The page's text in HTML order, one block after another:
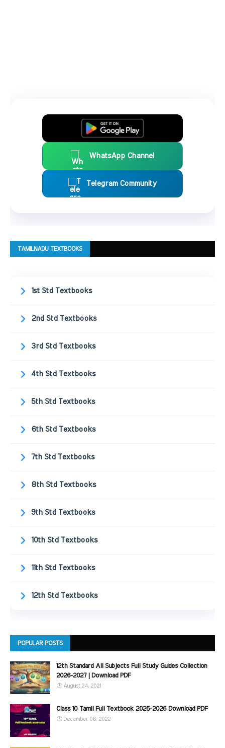
WhatsApp Channel
Telegram Community
TAMILNADU TEXTBOOKS
1st Std Textbooks
2nd Std Textbooks
3rd Std Textbooks
4th Std Textbooks
5th Std Textbooks
6th Std Textbooks
7th Std Textbooks
8th Std Textbooks
9th Std Textbooks
10th Std Textbooks
11th Std Textbooks
12th Std Textbooks
POPULAR POSTS
12th Standard All Subjects Full Study Guides Collection
2026-2027 | Download PDF
August 24, 2021
Class 10 Tamil Full Textbook 2025-2026 Download PDF
December 06, 2022